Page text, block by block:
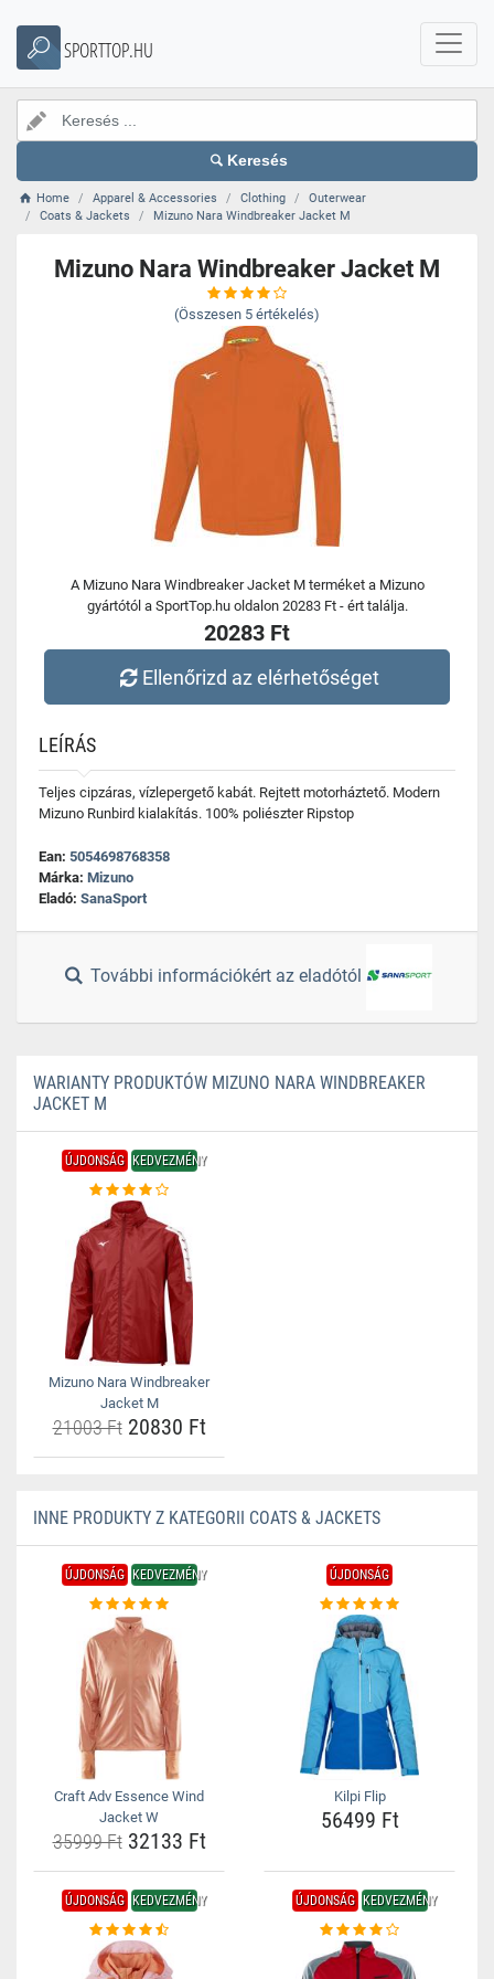
SPORTTOP.HU
Keresés
Home Apparel & Accessories Clothing
Outerwear
Coats & Jackets
Mizuno Nara Windbreaker Jacket M
Mizuno Nara Windbreaker Jacket M
(Összesen 5 értékelés)
A Mizuno Nara Windbreaker Jacket M terméket a Mizuno
gyártótól a SportTop.hu oldalon 20283 Ft - ért találja.
20283 Ft
Ellenőrizd az elérhetőséget
LEÍRÁS
Teljes cipzáras, vízlepergető kabát. Rejtett motorháztető. Modern
Mizuno Runbird kialakítás. 100% poliészter Ripstop
Ean: 5054698768358
Márka: Mizuno
Eladó: SanaSport
További információkért az eladótól
WARIANTY PRODUKTÓW MIZUNO NARA WINDBREAKER
JACKET M
ÚJDONSÁG KEDVEZMÉNY
Mizuno Nara Windbreaker
Jacket M
21003 Ft20830 Ft
INNE PRODUKTY Z KATEGORII COATS & JACKETS
ÚJDONSÁG KEDVEZMÉNY
Craft Adv Essence Wind
Jacket W
35999 Ft32133 Ft
ÚJDONSÁG
Kilpi Flip
56499 Ft
ÚJDONSÁG KEDVEZMÉNY ÚJDONSÁG KEDVEZMÉNY